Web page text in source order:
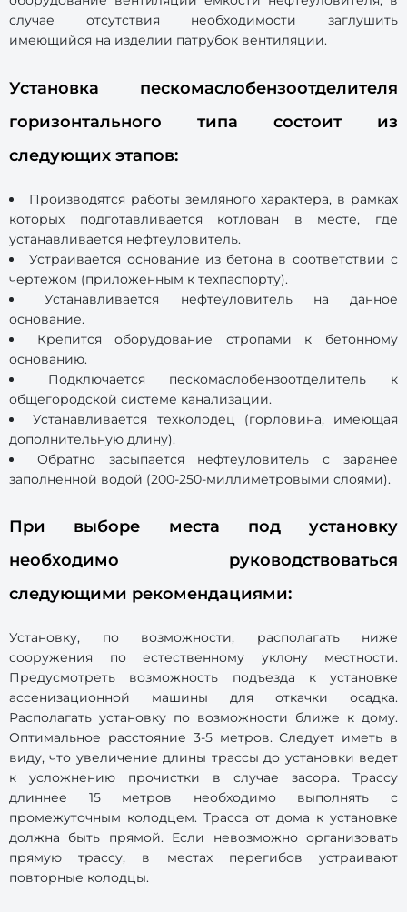
случае отсутствия необходимости заглушить
имеющийся на изделии патрубок вентиляции.
Установка пескомаслобензоотделителя
горизонтального типа состоит из
следующих этапов:
Производятся работы земляного характера, в рамках
которых подготавливается котлован в месте, где
устанавливается нефтеуловитель.
Устраивается основание из бетона в соответствии с
чертежом (приложенным к техпаспорту).
Устанавливается нефтеуловитель на данное
основание.
Крепится оборудование стропами к бетонному
основанию.
Подключается пескомаслобензоотделитель к
общегородской системе канализации.
Устанавливается техколодец (горловина, имеющая
дополнительную длину).
Обратно засыпается нефтеуловитель с заранее
заполненной водой (200-250-миллиметровыми слоями).
При выборе места под установку
необходимо руководствоваться
следующими рекомендациями:
Установку, по возможности, располагать ниже
сооружения по естественному уклону местности.
Предусмотреть возможность подъезда к установке
ассенизационной машины для откачки осадка.
Располагать установку по возможности ближе к дому.
Оптимальное расстояние 3-5 метров. Следует иметь в
виду, что увеличение длины трассы до установки ведет
к усложнению прочистки в случае засора. Трассу
длиннее 15 метров необходимо выполнять с
промежуточным колодцем. Трасса от дома к установке
должна быть прямой. Если невозможно организовать
прямую трассу, в местах перегибов устраивают
повторные колодцы.